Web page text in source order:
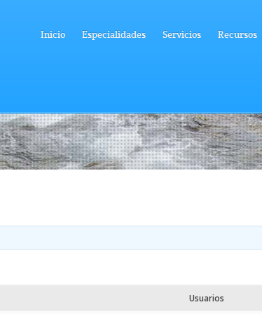
Inicio Especialidades Servicios Recursos
Usuarios